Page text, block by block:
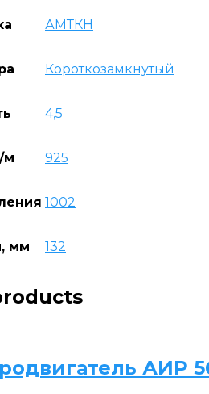
АМТКН
Короткозамкнутый
4,5
м 925
1002
мм 132
АИР